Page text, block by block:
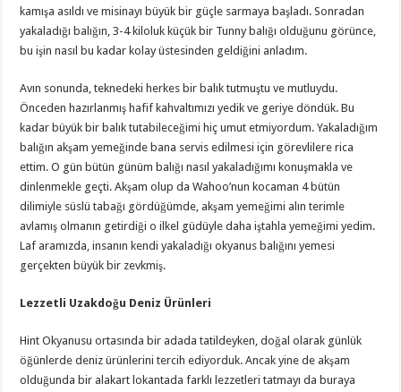
kamışa asıldı ve misinayı büyük bir güçle sarmaya başladı. Sonradan
yakaladığı balığın, 3-4 kiloluk küçük bir Tunny balığı olduğunu görünce,
bu işin nasıl bu kadar kolay üstesinden geldiğini anladım.
Avın sonunda, teknedeki herkes bir balık tutmuştu ve mutluydu.
Önceden hazırlanmış hafif kahvaltımızı yedik ve geriye döndük. Bu
kadar büyük bir balık tutabileceğimi hiç umut etmiyordum. Yakaladığım
balığın akşam yemeğinde bana servis edilmesi için görevlilere rica
ettim. O gün bütün günüm balığı nasıl yakaladığımı konuşmakla ve
dinlenmekle geçti. Akşam olup da Wahoo’nun kocaman 4 bütün
dilimiyle süslü tabağı gördüğümde, akşam yemeğimi alın terimle
avlamış olmanın getirdiği o ilkel güdüyle daha iştahla yemeğimi yedim.
Laf aramızda, insanın kendi yakaladığı okyanus balığını yemesi
gerçekten büyük bir zevkmiş.
Lezzetli Uzakdoğu Deniz Ürünleri
Hint Okyanusu ortasında bir adada tatildeyken, doğal olarak günlük
öğünlerde deniz ürünlerini tercih ediyorduk. Ancak yine de akşam
olduğunda bir alakart lokantada farklı lezzetleri tatmayı da buraya